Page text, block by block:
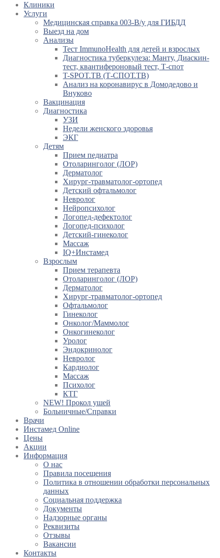
Клиники
Услуги
Медицинская справка 003-В/у для ГИБДД
Выезд на дом
Анализы
Тест ImmunoHealth для детей и взрослых
Диагностика туберкулеза: Манту, Диаскин-
тест, квантифероновый тест, Т-спот
T-SPOT.TB (Т-СПОТ.ТВ)
Анализ на коронавирус в Домодедово и
Внуково
Вакцинация
Диагностика
УЗИ
Недели женского здоровья
ЭКГ
Детям
Прием педиатра
Отоларинголог (ЛОР)
Дерматолог
Хирург-травматолог-ортопед
Детский офтальмолог
Невролог
Нейропсихолог
Логопед-дефектолог
Логопед-психолог
Детский-гинеколог
Массаж
IQ+Инстамед
Взрослым
Прием терапевта
Отоларинголог (ЛОР)
Дерматолог
Хирург-травматолог-ортопед
Офтальмолог
Гинеколог
Онколог/Маммолог
Онкогинеколог
Уролог
Эндокринолог
Невролог
Кардиолог
Массаж
Психолог
КТГ
NEW! Прокол ушей
Больничные/Справки
Врачи
Инстамед Online
Цены
Акции
Информация
О нас
Правила посещения
Политика в отношении обработки персональных
данных
Социальная поддержка
Документы
Надзорные органы
Реквизиты
Отзывы
Вакансии
Контакты